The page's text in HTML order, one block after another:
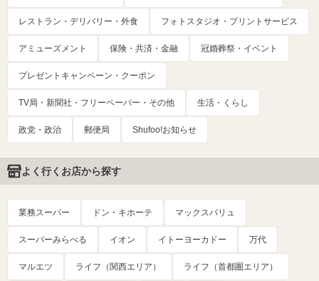
レストラン・デリバリー・外食 フォトスタジオ・プリントサービス
アミューズメント 保険・共済・金融 冠婚葬祭・イベント
プレゼントキャンペーン・クーポン
TV局・新聞社・フリーペーパー・その他 生活・くらし
政党・政治 郵便局 Shufoo!お知らせ
よく行くお店から探す
業務スーパー ドン・キホーテ マックスバリュ
スーパーみらべる イオン イトーヨーカドー 万代
マルエツ ライフ（関西エリア） ライフ（首都圏エリア）